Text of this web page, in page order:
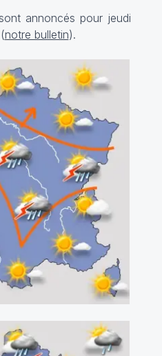
annoncés pour jeudi
notre bulletin).